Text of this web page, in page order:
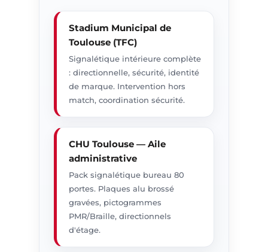
Stadium Municipal de
Toulouse (TFC)
Signalétique intérieure complète
: directionnelle, sécurité, identité
de marque. Intervention hors
match, coordination sécurité.
CHU Toulouse — Aile
administrative
Pack signalétique bureau 80
portes. Plaques alu brossé
gravées, pictogrammes
PMR/Braille, directionnels
d'étage.